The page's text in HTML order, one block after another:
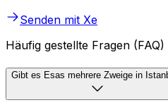
Senden mit Xe
Häufig gestellte Fragen (FAQ)
Gibt es Esas mehrere Zweige in